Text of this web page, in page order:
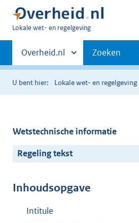
U
hier:
Lokale wet- en regelgeving
Primaire
navigatie
Andere
sites
binnen
Overheid.nl Zoeken
U bent hier: Lokale wet- en regelgeving
Wetstechnische informatie
Regeling tekst
Inhoudsopgave
Intitule